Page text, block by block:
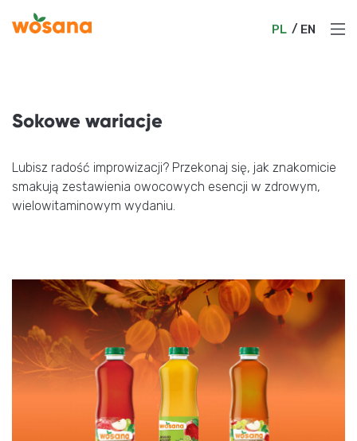
PL EN
PL EN
Produkty
Aktualności
Katalog Produktów
Kontakt
Sokowe wariacje
Lubisz radość improwizacji? Przekonaj się, jak znakomicie
smakują zestawienia owocowych esencji w zdrowym,
wielowitaminowym wydaniu.